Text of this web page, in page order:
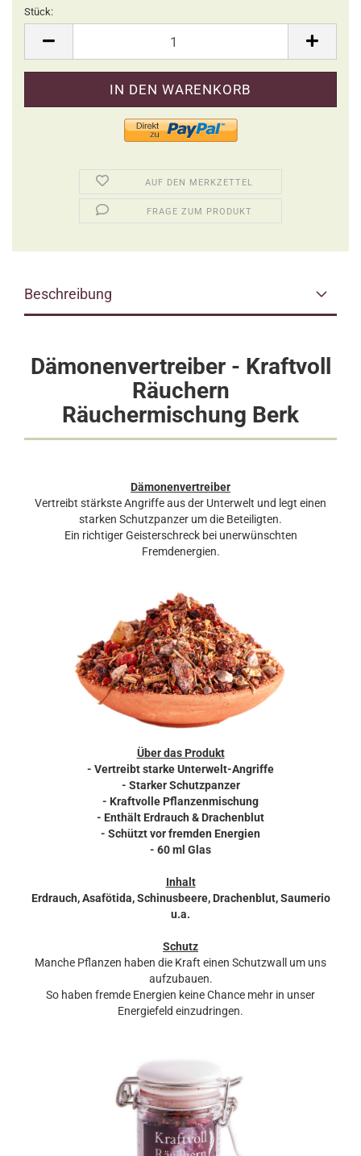
Stück:
AUF DEN MERKZETTEL
FRAGE ZUM PRODUKT
Beschreibung
Dämonenvertreiber - Kraftvoll
Räuchern
Räuchermischung Berk
Dämonenvertreiber
Vertreibt stärkste Angriffe aus der Unterwelt und legt einen
starken Schutzpanzer um die Beteiligten.
Ein richtiger Geisterschreck bei unerwünschten
Fremdenergien.
Über das Produkt
- Vertreibt starke Unterwelt-Angriffe
- Starker Schutzpanzer
- Kraftvolle Pflanzenmischung
- Enthält Erdrauch & Drachenblut
- Schützt vor fremden Energien
- 60 ml Glas
Inhalt
Erdrauch, Asafötida, Schinusbeere, Drachenblut, Saumerio
u.a.
Schutz
Manche Pflanzen haben die Kraft einen Schutzwall um uns
aufzubauen.
So haben fremde Energien keine Chance mehr in unser
Energiefeld einzudringen.